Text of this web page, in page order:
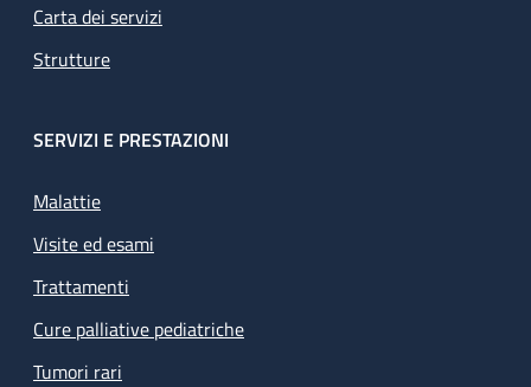
Carta dei servizi
Strutture
SERVIZI E PRESTAZIONI
Malattie
Visite ed esami
Trattamenti
Cure palliative pediatriche
Tumori rari